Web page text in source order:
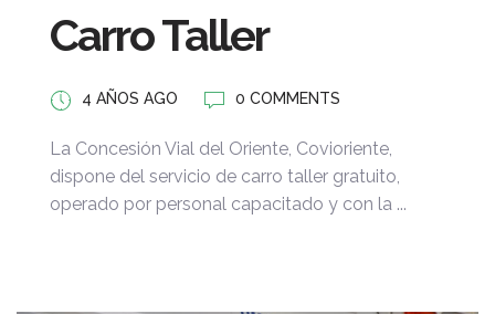
Carro Taller
4 AÑOS AGO 0 COMMENTS
La Concesión Vial del Oriente, Covioriente,
dispone del servicio de carro taller gratuito,
operado por personal capacitado y con la ...